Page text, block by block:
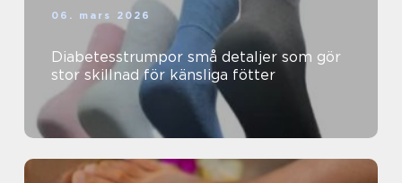
06. mars 2026
Diabetesstrumpor små detaljer som gör
stor skillnad för känsliga fötter